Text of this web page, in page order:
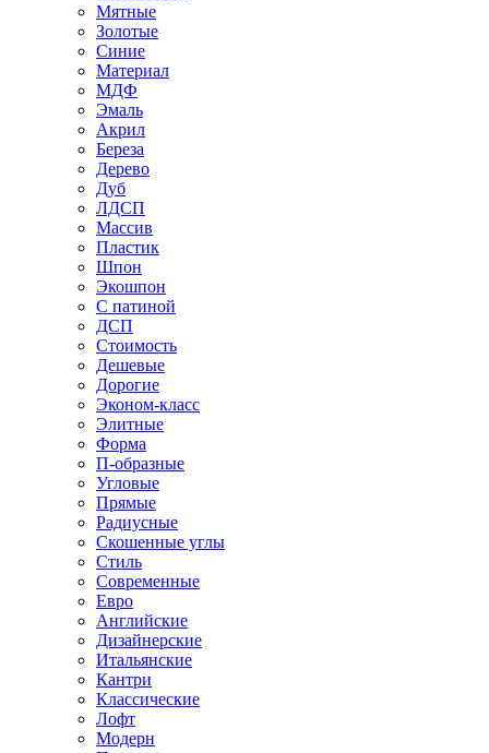
Мятные
Золотые
Синие
Материал
МДФ
Эмаль
Акрил
Береза
Дерево
Дуб
ЛДСП
Массив
Пластик
Шпон
Экошпон
С патиной
ДСП
Стоимость
Дешевые
Дорогие
Эконом-класс
Элитные
Форма
П-образные
Угловые
Прямые
Радиусные
Скошенные углы
Стиль
Современные
Евро
Английские
Дизайнерские
Итальянские
Кантри
Классические
Лофт
Модерн